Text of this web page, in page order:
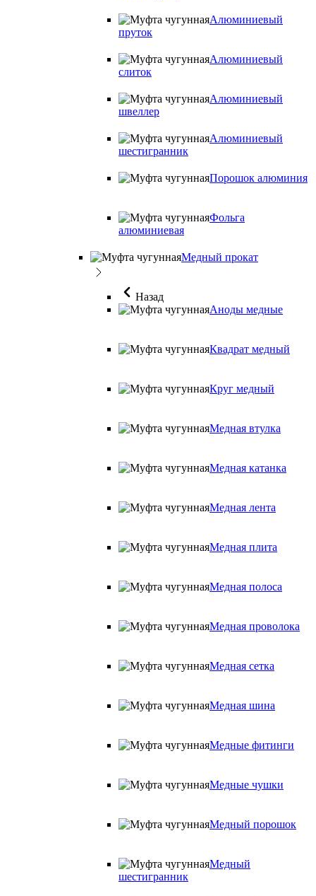
Алюминиевый
пруток
Алюминиевый
слиток
Алюминиевый
швеллер
Алюминиевый
шестигранник
Порошок алюминия
Фольга
алюминиевая
Медный прокат
Назад
Аноды медные
Квадрат медный
Круг медный
Медная втулка
Медная катанка
Медная лента
Медная плита
Медная полоса
Медная проволока
Медная сетка
Медная шина
Медные фитинги
Медные чушки
Медный порошок
Медный
шестигранник